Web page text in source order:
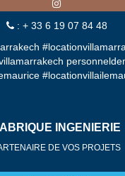
: + 33 6 19 07 84 48
INGENIERIE
DE VOS PROJETS